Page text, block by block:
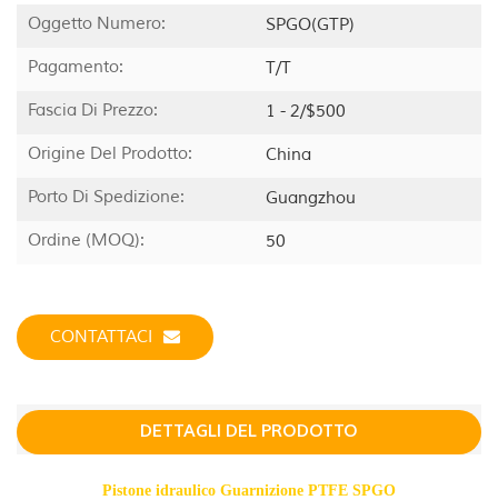
Oggetto Numero:
SPGO(GTP)
Pagamento:
T/T
Fascia Di Prezzo:
1 - 2/$500
Origine Del Prodotto:
China
Porto Di Spedizione:
Guangzhou
Ordine (MOQ):
50
CONTATTACI
DETTAGLI DEL PRODOTTO
Pistone idraulico Guarnizione PTFE SPGO